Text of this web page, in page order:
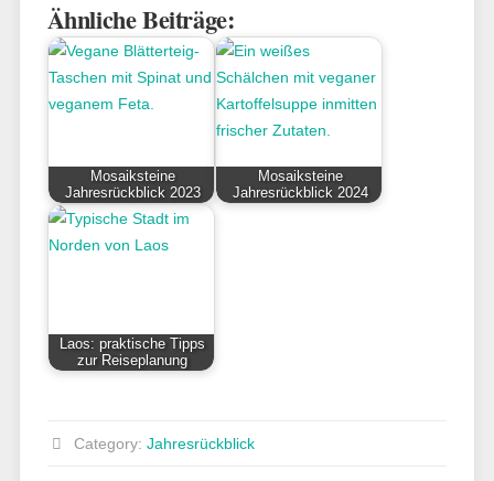
Ähnliche Beiträge:
Mosaiksteine
Jahresrückblick 2023
Mosaiksteine
Jahresrückblick 2024
Laos: praktische Tipps
zur Reiseplanung
Category: Jahresrückblick